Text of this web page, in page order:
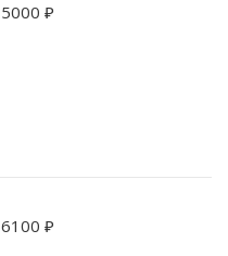
5000 ₽
6100 ₽